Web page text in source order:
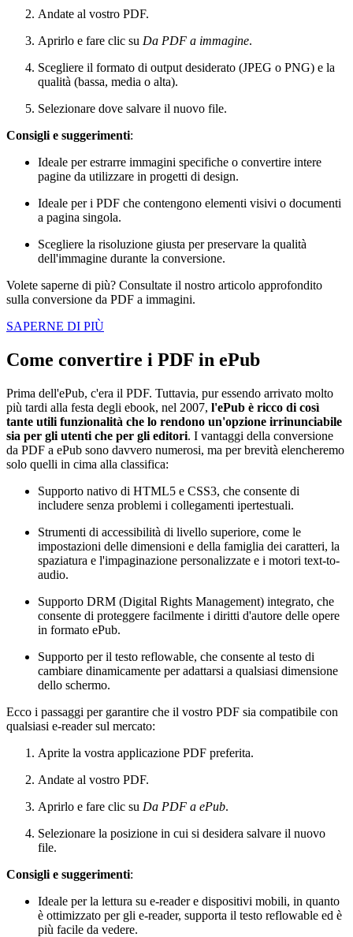
Andate al vostro PDF.
Aprirlo e fare clic su Da PDF a immagine.
Scegliere il formato di output desiderato (JPEG o PNG) e la
qualità (bassa, media o alta).
Selezionare dove salvare il nuovo file.
Consigli e suggerimenti:
Ideale per estrarre immagini specifiche o convertire intere
pagine da utilizzare in progetti di design.
Ideale per i PDF che contengono elementi visivi o documenti
a pagina singola.
Scegliere la risoluzione giusta per preservare la qualità
dell'immagine durante la conversione.
Volete saperne di più? Consultate il nostro articolo approfondito
sulla conversione da PDF a immagini.
SAPERNE DI PIÙ
Come convertire i PDF in ePub
Prima dell'ePub, c'era il PDF. Tuttavia, pur essendo arrivato molto
più tardi alla festa degli ebook, nel 2007, l'ePub è ricco di così
tante utili funzionalità che lo rendono un'opzione irrinunciabile
sia per gli utenti che per gli editori. I vantaggi della conversione
da PDF a ePub sono davvero numerosi, ma per brevità elencheremo
solo quelli in cima alla classifica:
Supporto nativo di HTML5 e CSS3, che consente di
includere senza problemi i collegamenti ipertestuali.
Strumenti di accessibilità di livello superiore, come le
impostazioni delle dimensioni e della famiglia dei caratteri, la
spaziatura e l'impaginazione personalizzate e i motori text-to-
audio.
Supporto DRM (Digital Rights Management) integrato, che
consente di proteggere facilmente i diritti d'autore delle opere
in formato ePub.
Supporto per il testo reflowable, che consente al testo di
cambiare dinamicamente per adattarsi a qualsiasi dimensione
dello schermo.
Ecco i passaggi per garantire che il vostro PDF sia compatibile con
qualsiasi e-reader sul mercato:
Aprite la vostra applicazione PDF preferita.
Andate al vostro PDF.
Aprirlo e fare clic su Da PDF a ePub.
Selezionare la posizione in cui si desidera salvare il nuovo
file.
Consigli e suggerimenti:
Ideale per la lettura su e-reader e dispositivi mobili, in quanto
è ottimizzato per gli e-reader, supporta il testo reflowable ed è
più facile da vedere.